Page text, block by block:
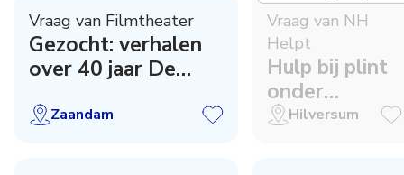
Vraag van Filmtheater
Gezocht: verhalen
over 40 jaar De
Zaandam
Vraag van NH
Helpt
Hulp bij plint
onder
keukenkastjes
Hilversum